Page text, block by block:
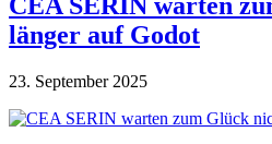
länger auf Godot
23. September 2025